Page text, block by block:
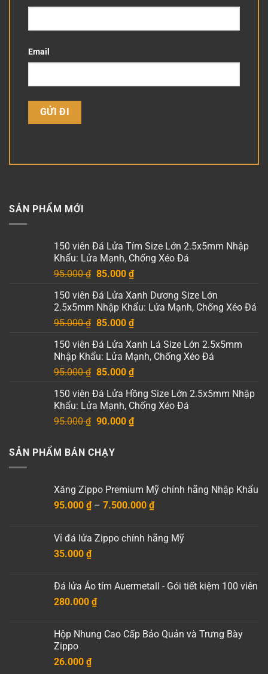
Email
SẢN PHẨM MỚI
150 viên Đá Lửa Tím Size Lớn 2.5x5mm Nhập
Khẩu: Lửa Mạnh, Chống Xéo Đá
95.000₫ Giá
là:
95.000 ₫.
85.000 ₫Giá
tại
là:
85.000 ₫.
150 viên Đá Lửa Xanh Dương Size Lớn
2.5x5mm Nhập Khẩu: Lửa Mạnh, Chống Xéo Đá
95.000₫ Giá
là:
95.000 ₫.
85.000 ₫Giá
tại
là:
85.000 ₫.
150 viên Đá Lửa Xanh Lá Size Lớn 2.5x5mm
Nhập Khẩu: Lửa Mạnh, Chống Xéo Đá
95.000₫ Giá
là:
95.000 ₫.
85.000 ₫Giá
tại
là:
85.000 ₫.
150 viên Đá Lửa Hồng Size Lớn 2.5x5mm Nhập
Khẩu: Lửa Mạnh, Chống Xéo Đá
95.000₫ Giá
là:
95.000 ₫.
90.000 ₫Giá
SẢN PHẨM BÁN CHẠY
Xăng Zippo Premium Mỹ chính hãng Nhập Khẩu
95.000 ₫ – 7.500.000 ₫Khoảng
95.000 ₫
Vỉ đá lửa Zippo chính hãng Mỹ
35.000 ₫
Đá lửa Áo tím Auermetall - Gói tiết kiệm 100 viên
280.000 ₫
Hộp Nhung Cao Cấp Bảo Quản và Trưng Bày
Zippo
26.000 ₫